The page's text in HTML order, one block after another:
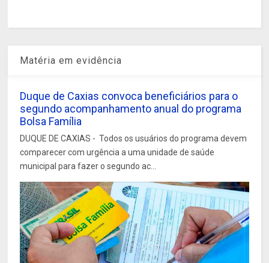
Matéria em evidência
Duque de Caxias convoca beneficiários para o
segundo acompanhamento anual do programa
Bolsa Família
DUQUE DE CAXIAS - Todos os usuários do programa devem
comparecer com urgência a uma unidade de saúde
municipal para fazer o segundo ac...